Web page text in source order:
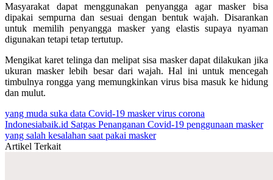
Masyarakat dapat menggunakan penyangga agar masker bisa
dipakai sempurna dan sesuai dengan bentuk wajah. Disarankan
untuk memilih penyangga masker yang elastis supaya nyaman
digunakan tetapi tetap tertutup.
Mengikat karet telinga dan melipat sisa masker dapat dilakukan jika
ukuran masker lebih besar dari wajah. Hal ini untuk mencegah
timbulnya rongga yang memungkinkan virus bisa masuk ke hidung
dan mulut.
yang muda suka data Covid-19 maskervirus corona
Indonesiabaik.id Satgas Penanganan Covid-19 penggunaan masker
yang salah kesalahan saat pakai masker
Artikel Terkait